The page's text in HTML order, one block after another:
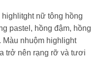
nữ tông hồng
pastel, hồng đậm, hồng
nhuộm highlight
trở nên rạng rỡ và tươi